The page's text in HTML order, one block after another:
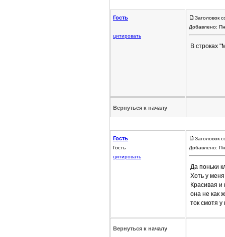
Гость
цитировать
Заголовок
Добавлено:
В строках
Вернуться к началу
Гость
Гость
цитировать
Заголовок
Добавлено:
Да поньки
Хоть у
Красивая
она не как
ток смотя у
Вернуться к началу